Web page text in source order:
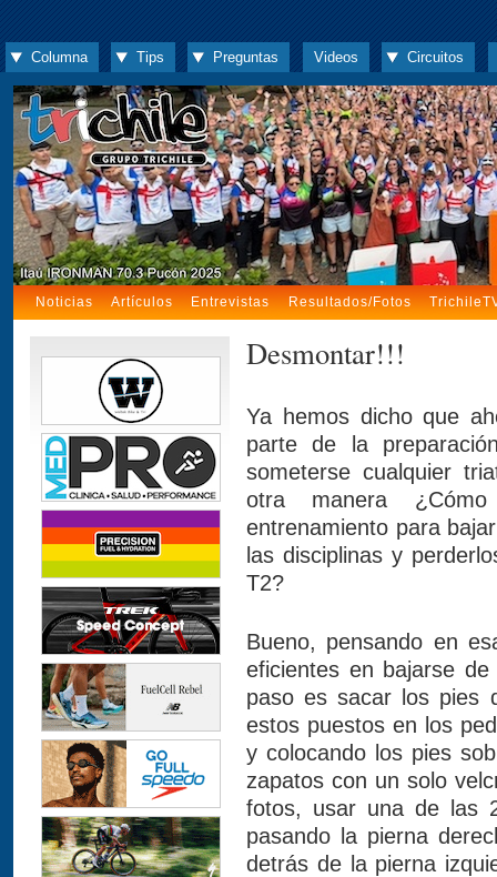
Columna Tips Preguntas Videos Circuitos
Noticias Artículos Entrevistas Resultados/Fotos
Desmontar!!!
Ya hemos dicho que
parte de la
someterse cualquier
otra manera
entrenamiento para
las disciplinas y
T2?
Bueno, pensando en
eficientes en bajarse
paso es sacar los pies
estos puestos en los
y colocando los pies
zapatos con un solo
fotos, usar una de las
pasando la pierna
detrás de la pierna